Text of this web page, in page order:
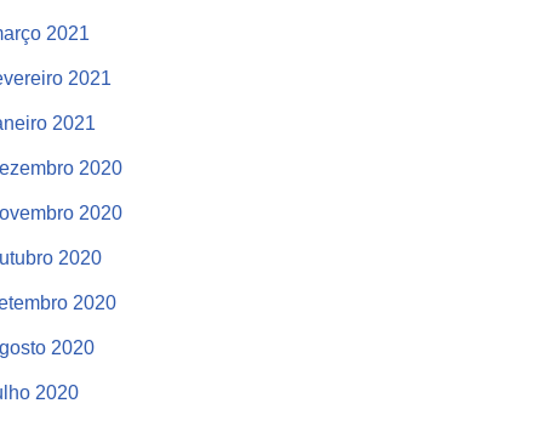
2021
2021
2021
2020
2020
2020
2020
2020
2020